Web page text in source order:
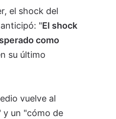
el shock del
"El shock
como
su último
vuelve al
y un "cómo de